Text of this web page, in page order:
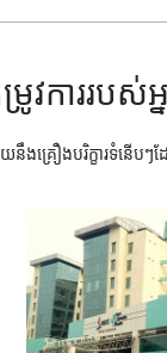
វការរបស់
គ្រឿងបរិក្ខារទំនើបៗ